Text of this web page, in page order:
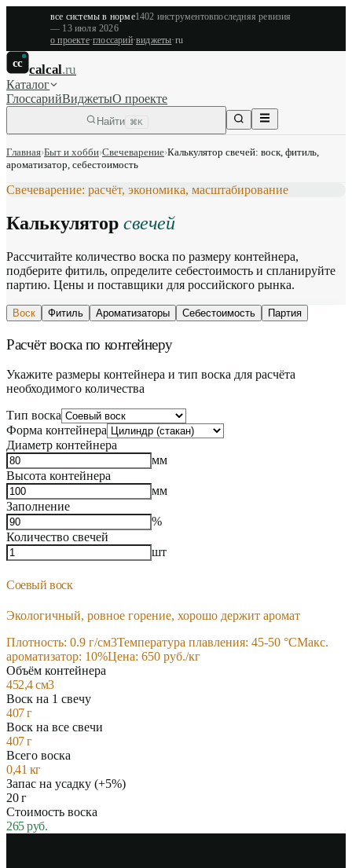
все системы в норме1402 инструментовпоследняя ревизия
— 13 июля 2026
о проекте·глоссарий·виджеты·ru
cc calcal.ru
Каталог
ГлоссарийВиджетыО проекте
Найти ⌘K
Главная›Быт и хобби›Свечеварение›Калькулятор свечей: воск, фитиль,
ароматизатор, себестоимость
Свечеварение: расчёт, экономика, масштабирование
Калькулятор свечей
Рассчитайте количество воска по размеру контейнера,
подберите фитиль, определите себестоимость и спланируйте
партию. Цены и поставщики для российского рынка.
Воск Фитиль Ароматизаторы Себестоимость Партия
Расчёт воска по контейнеру
Укажите размеры контейнера и тип воска для расчёта
необходимого количества
Тип воска
Форма контейнера
Диаметр контейнера
мм
Высота контейнера
мм
Заполнение
%
Количество свечей
шт
Соевый воск
Экологичный, ровное горение, хорошо держит аромат
Плотность: 0.9 г/см3Температура плавления: 45-50 °CМакс.
ароматизатор: 10%Цена: 650 руб./кг
Объём контейнера
452,4 см3
Воск на 1 свечу
407 г
Воск на все свечи
407 г
Всего воска
0,41 кг
Запас на усадку (+5%)
20 г
Стоимость воска
265 руб.